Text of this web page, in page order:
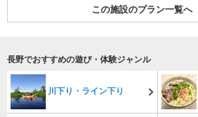
この施設のプラン一覧へ
長野でおすすめの遊び・体験ジャンル
川下り・ライン下り